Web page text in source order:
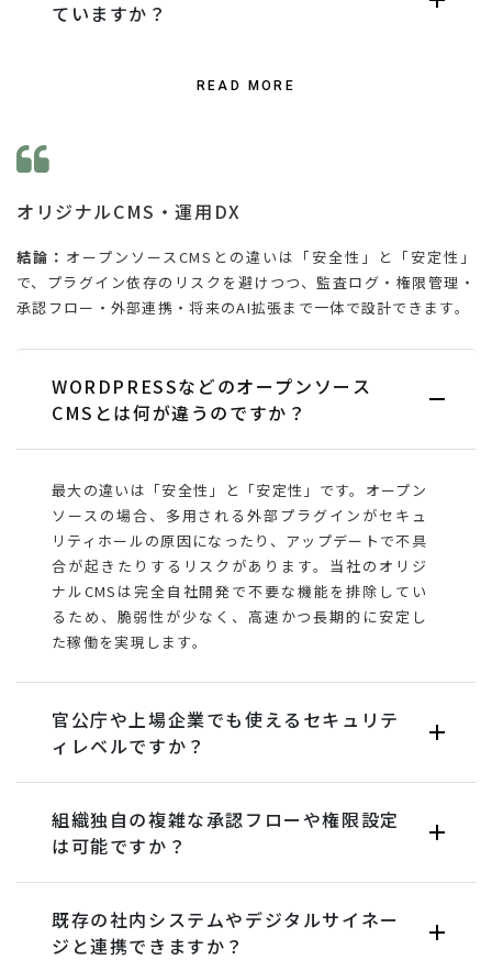
ていますか？
READ MORE
オリジナルCMS・運用DX
結論： オープンソースCMSとの違いは「安全性」と「安定性」
で、プラグイン依存のリスクを避けつつ、監査ログ・権限管理・
承認フロー・外部連携・将来のAI拡張まで一体で設計できます。
WORDPRESSなどのオープンソース
CMSとは何が違うのですか？
最大の違いは「安全性」と「安定性」です。オープン
ソースの場合、多用される外部プラグインがセキュ
リティホールの原因になったり、アップデートで不具
合が起きたりするリスクがあります。当社のオリジ
ナルCMSは完全自社開発で不要な機能を排除してい
るため、脆弱性が少なく、高速かつ長期的に安定し
た稼働を実現します。
官公庁や上場企業でも使えるセキュリテ
ィレベルですか？
組織独自の複雑な承認フローや権限設定
は可能ですか？
既存の社内システムやデジタルサイネー
ジと連携できますか？